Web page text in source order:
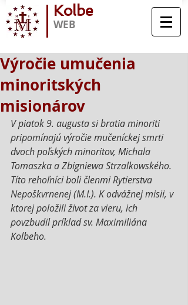
Kolbe
WEB
Výročie umučenia
minoritských
misionárov
V piatok 9. augusta si bratia minoriti
pripomínajú výročie mučeníckej smrti
dvoch poľských minoritov, Michala
Tomaszka a Zbigniewa Strzalkowského.
Títo rehoľníci boli členmi Rytierstva
Nepoškvrnenej (M.I.). K odvážnej misii, v
ktorej položili život za vieru, ich
povzbudil príklad sv. Maximiliána
Kolbeho.